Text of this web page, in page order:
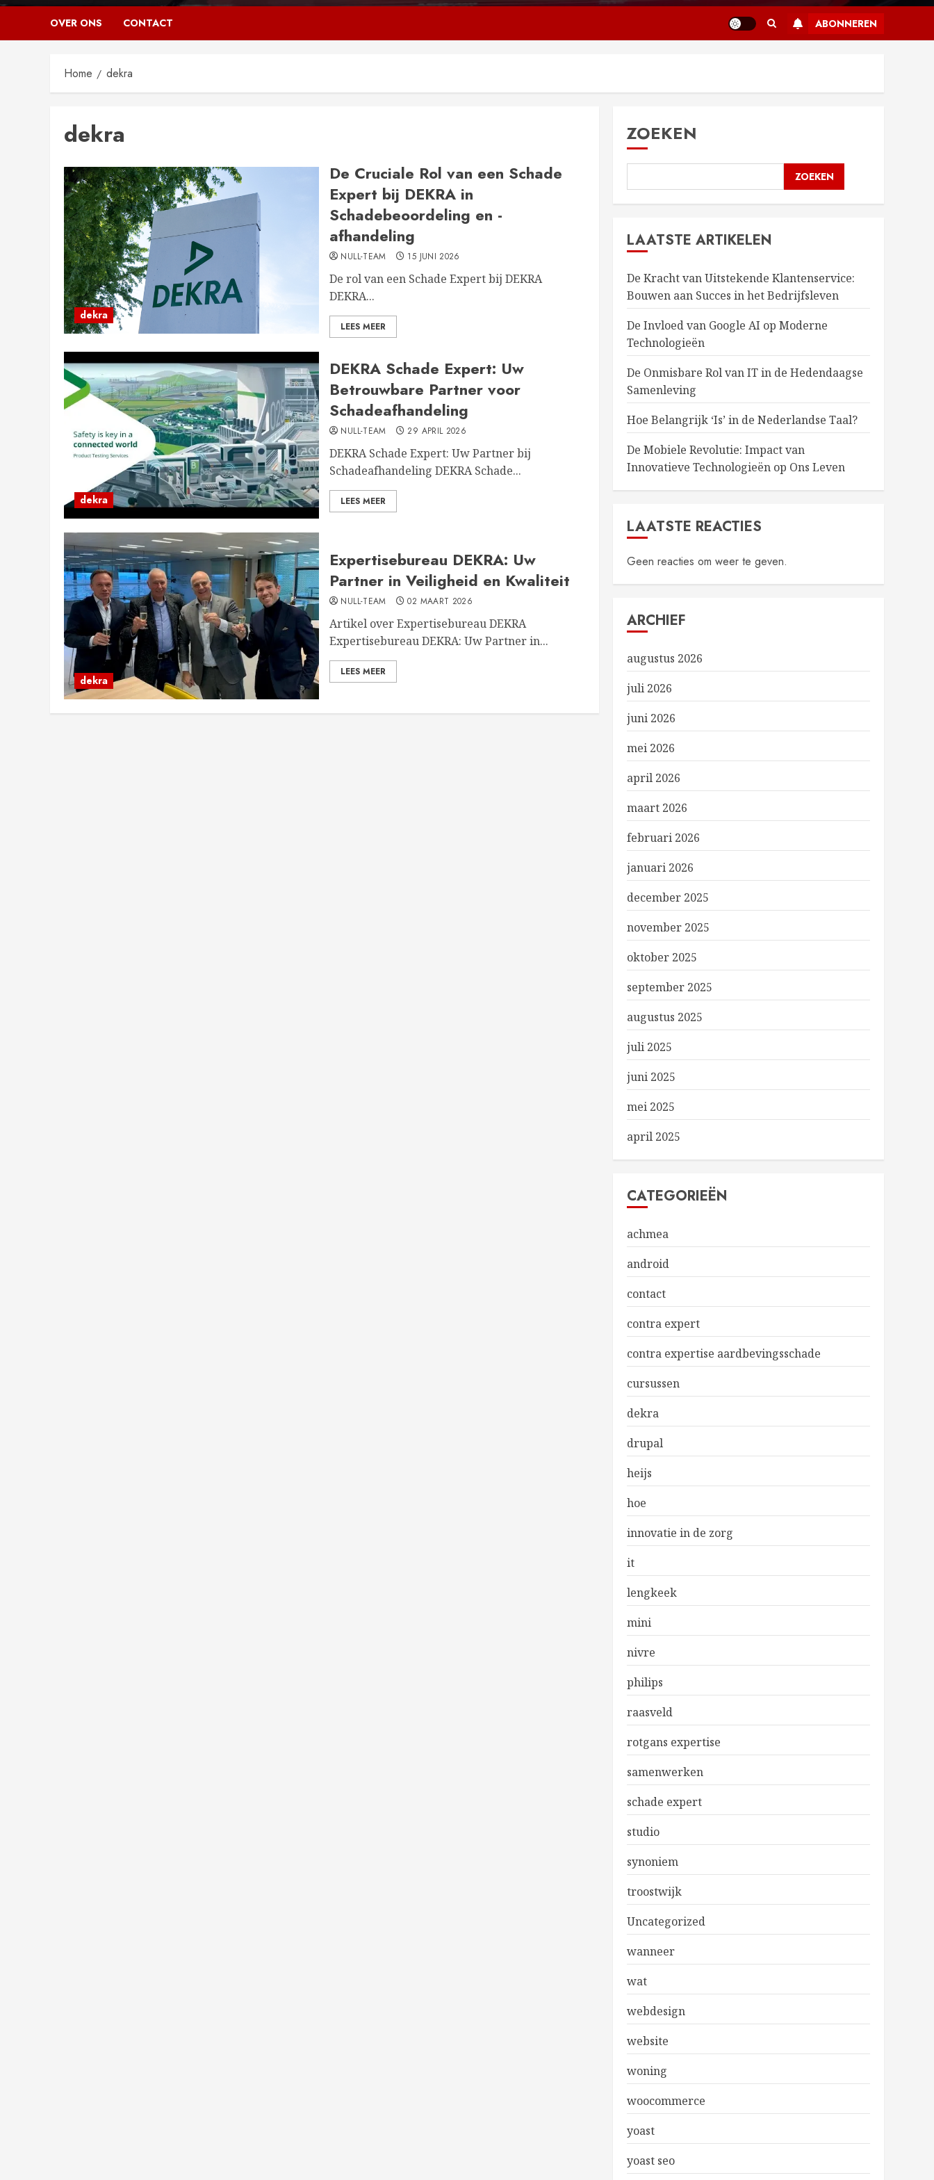
OVER ONS CONTACT ABONNEREN
Home dekra
dekra
dekra
De Cruciale Rol van een Schade
Expert bij DEKRA in
Schadebeoordeling en -
afhandeling
NULL-TEAM 15 JUNI 2026
De rol van een Schade Expert bij DEKRA
DEKRA...
LEES MEER
dekra
DEKRA Schade Expert: Uw
Betrouwbare Partner voor
Schadeafhandeling
NULL-TEAM 29 APRIL 2026
DEKRA Schade Expert: Uw Partner bij
Schadeafhandeling DEKRA Schade...
LEES MEER
dekra
Expertisebureau DEKRA: Uw
Partner in Veiligheid en Kwaliteit
NULL-TEAM 02 MAART 2026
Artikel over Expertisebureau DEKRA
Expertisebureau DEKRA: Uw Partner in...
LEES MEER
ZOEKEN
ZOEKEN
LAATSTE ARTIKELEN
De Kracht van Uitstekende Klantenservice:
Bouwen aan Succes in het Bedrijfsleven
De Invloed van Google AI op Moderne
Technologieën
De Onmisbare Rol van IT in de Hedendaagse
Samenleving
Hoe Belangrijk ‘Is’ in de Nederlandse Taal?
De Mobiele Revolutie: Impact van
Innovatieve Technologieën op Ons Leven
LAATSTE REACTIES
Geen reacties om weer te geven.
ARCHIEF
augustus 2026
juli 2026
juni 2026
mei 2026
april 2026
maart 2026
februari 2026
januari 2026
december 2025
november 2025
oktober 2025
september 2025
augustus 2025
juli 2025
juni 2025
mei 2025
april 2025
CATEGORIEËN
achmea
android
contact
contra expert
contra expertise aardbevingsschade
cursussen
dekra
drupal
heijs
hoe
innovatie in de zorg
it
lengkeek
mini
nivre
philips
raasveld
rotgans expertise
samenwerken
schade expert
studio
synoniem
troostwijk
Uncategorized
wanneer
wat
webdesign
website
woning
woocommerce
yoast
yoast seo